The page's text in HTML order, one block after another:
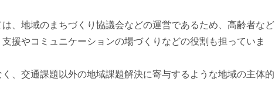
、地域のまちづくり協議会などの運営であるため、高齢者など
援やコミュニケーションの場づくりなどの役割も担っていま
、交通課題以外の地域課題解決に寄与するような地域の主体的